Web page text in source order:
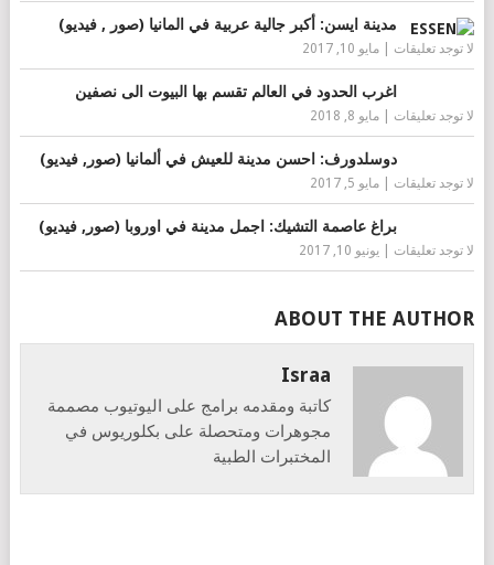
مدينة ايسن: أكبر جالية عربية في المانيا (صور , فيديو)
لا توجد تعليقات مايو 10, 2017
اغرب الحدود في العالم تقسم بها البيوت الى نصفين
لا توجد تعليقات مايو 8, 2018
دوسلدورف: احسن مدينة للعيش في ألمانيا (صور, فيديو)
لا توجد تعليقات مايو 5, 2017
براغ عاصمة التشيك: اجمل مدينة في اوروبا (صور, فيديو)
لا توجد تعليقات يونيو 10, 2017
ABOUT THE AUTHOR
Israa
كاتبة ومقدمه برامج على اليوتيوب مصممة
مجوهرات ومتحصلة على بكلوريوس في
المختبرات الطبية